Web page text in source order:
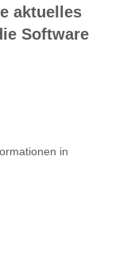
aktuelles
Software
in